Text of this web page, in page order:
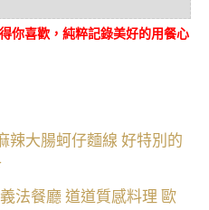
你喜歡，純粹記錄美好的用餐心
辣大腸蚵仔麵線 好特別的
法餐廳 道道質感料理 歐